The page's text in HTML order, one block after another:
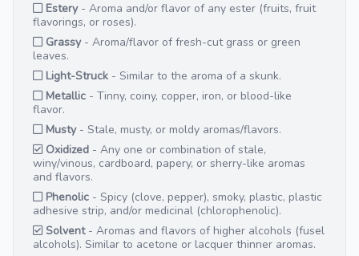
Estery- Aroma and/or flavor of any ester (fruits, fruit
flavorings, or roses).
Grassy- Aroma/flavor of fresh-cut grass or green
leaves.
Light-Struck - Similar to the aroma of a skunk.
Metallic - Tinny, coiny, copper, iron, or blood-like
flavor.
Musty- Stale, musty, or moldy aromas/flavors.
Oxidized - Any one or combination of stale,
winy/vinous, cardboard, papery, or sherry-like aromas
and flavors.
Phenolic - Spicy (clove, pepper), smoky, plastic, plastic
adhesive strip, and/or medicinal (chlorophenolic).
Solvent- Aromas and flavors of higher alcohols (fusel
alcohols). Similar to acetone or lacquer thinner aromas.